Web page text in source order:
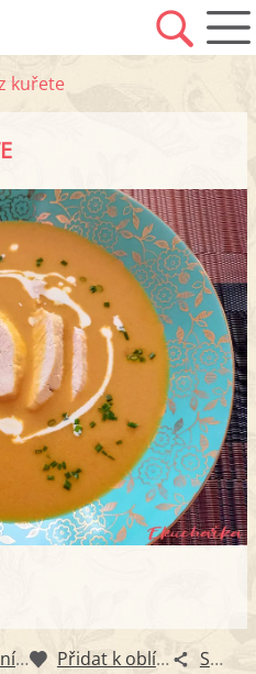
kuřete
Zapsat do nutričního diáře Přidat k oblíbeným Sdílet